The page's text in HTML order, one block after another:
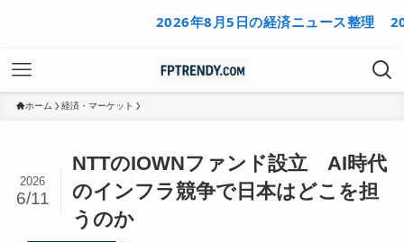
2026年8月5日の経済ニュース整理 2026年8
ホーム 経済・マーケット
NTTのIOWNファンド設立 AI時代
のインフラ競争で日本はどこを担
うのか
2026
6/11